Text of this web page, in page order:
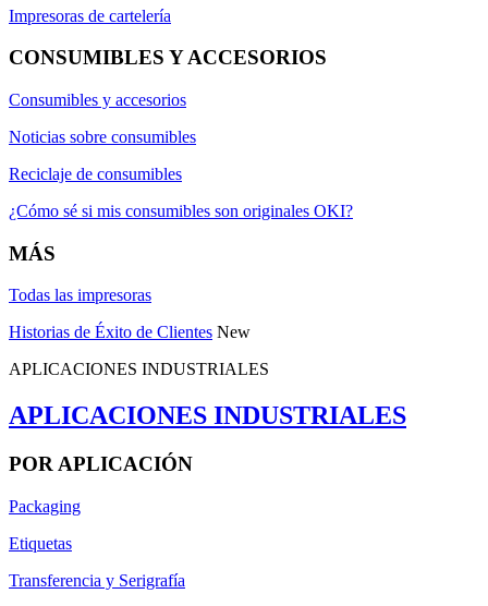
Impresoras de cartelería
CONSUMIBLES Y ACCESORIOS
Consumibles y accesorios
Noticias sobre consumibles
Reciclaje de consumibles
¿Cómo sé si mis consumibles son originales OKI?
MÁS
Todas las impresoras
Historias de Éxito de Clientes New
APLICACIONES INDUSTRIALES
APLICACIONES INDUSTRIALES
POR APLICACIÓN
Packaging
Etiquetas
Transferencia y Serigrafía